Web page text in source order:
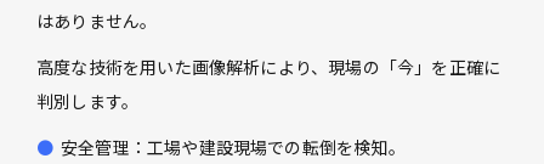
はありません。
高度な技術を用いた画像解析により、現場の「今」を正確に
判別します。
安全管理：工場や建設現場での転倒を検知。